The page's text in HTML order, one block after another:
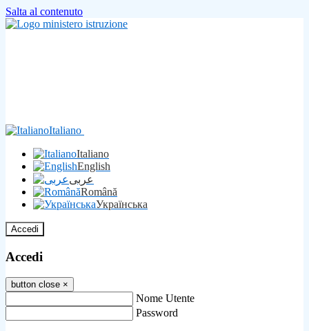
Salta al contenuto
Italiano
Italiano
English
عربى
Română
Українська
Accedi
Accedi
button close ×
Nome Utente
Password